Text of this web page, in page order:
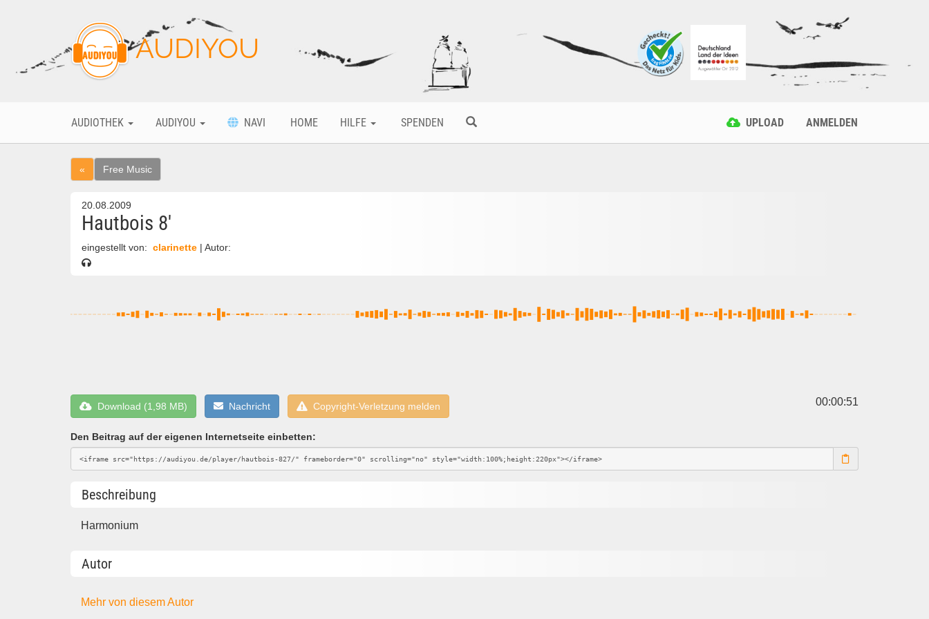
AUDIYOU
AUDIOTHEK AUDIYOU NAVI HOME HILFE SPENDEN UPLOAD ANMELDEN
« Free Music
20.08.2009
Hautbois 8'
eingestellt von: clarinette | Autor:
Download (1,98 MB) Nachricht Copyright-Verletzung melden 00:00:51
Den Beitrag auf der eigenen Internetseite einbetten:
Beschreibung
Harmonium
Autor
Mehr von diesem Autor